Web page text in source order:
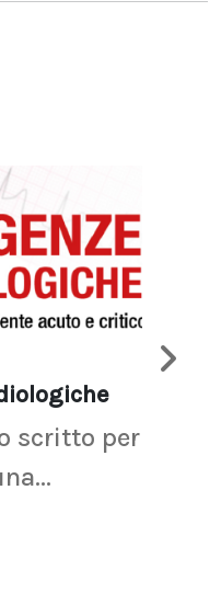
scritto per